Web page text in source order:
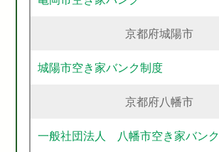
京都府城陽市
城陽市空き家バンク制度
京都府八幡市
一般社団法人 八幡市空き家バンク